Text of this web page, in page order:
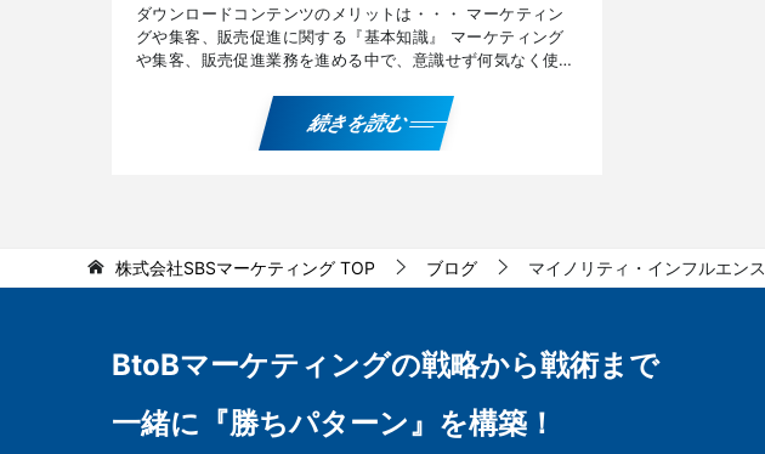
ダウンロードコンテンツのメリットは・・・ マーケティン
グや集客、販売促進に関する『基本知識』 マーケティング
や集客、販売促進業務を進める中で、意識せず何気なく使う
続きを読む
株式会社SBSマーケティング TOP ブログ マイノリティ・インフルエンス
BtoBマーケティングの戦略から戦術まで
一緒に『勝ちパターン』を構築！